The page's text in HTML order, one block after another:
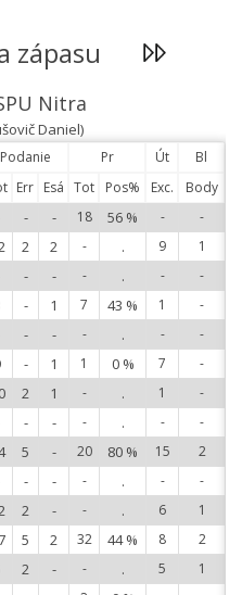
zápasu
Nitra
Daniel)
Podanie Pr Út
Bl
Err Esá Tot Pos% Exc. Body
- - 18 56 % - -
2 2 - . 9 1
- - - . - -
- 1 7 43 % 1 -
- - - . - -
- 1 1 0 % 7 -
2 1 - . 1 -
- - - . - -
5 - 20 80 % 15 2
- - - . - -
2 - - . 6 1
5 2 32 44 % 8 2
2 - - . 5 1